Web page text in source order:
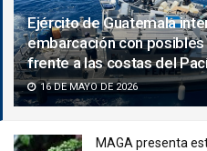
Ejército de Guatemala
embarcación con
frente a las costas del
16 DE MAYO DE 2026
MAGA presenta